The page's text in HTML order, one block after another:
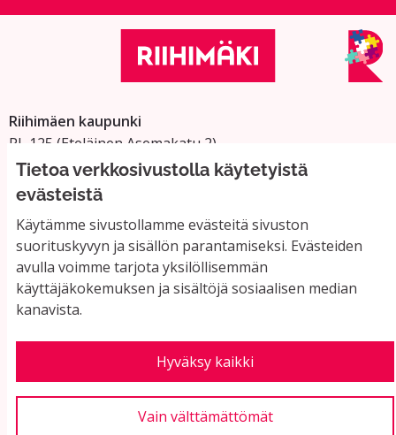
Tietoa verkkosivustolla käytetyistä
evästeistä
Käytämme sivustollamme evästeitä sivuston
suorituskyvyn ja sisällön parantamiseksi. Evästeiden
avulla voimme tarjota yksilöllisemmän
käyttäjäkokemuksen ja sisältöjä sosiaalisen median
kanavista.
Hyväksy kaikki
Vain välttämättömät
Riihimäen kaupunki
PL 125 (Eteläinen Asemakatu 2)
11101 Riihimäki
Vaihde: 019 758 4000
Sähköpostiosoitteet:
etunimi.sukunimi@riihimaki.fi
Yhteystiedot ja usein kysyttyä
Käyttöehdot
Evästeasetukset